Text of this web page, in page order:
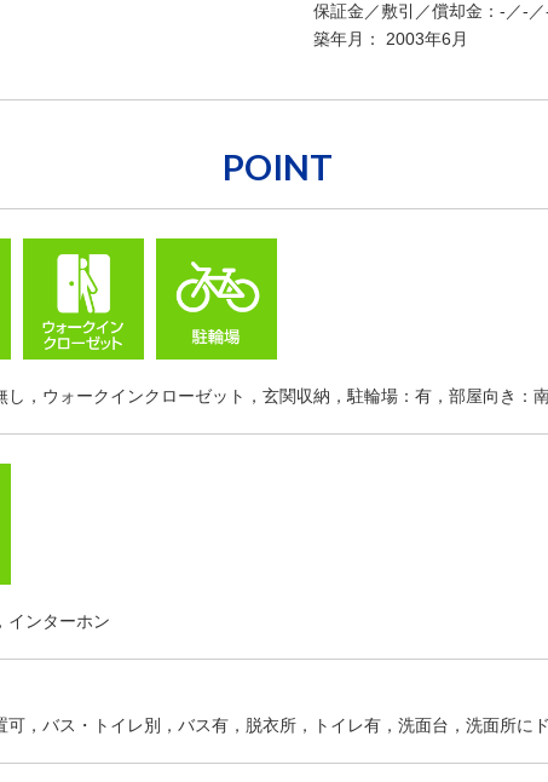
保証金／敷引／償却金：-／-／
築年月： 2003年6月
POINT
し，ウォークインクローゼット，玄関収納，駐輪場：有，部屋向き：
インターホン
可，バス・トイレ別，バス有，脱衣所，トイレ有，洗面台，洗面所に